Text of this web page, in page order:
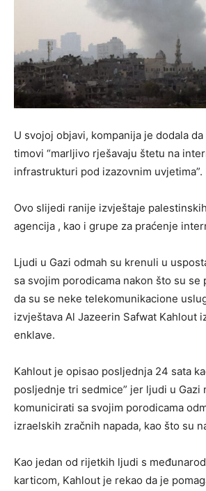
U svojoj objavi, kompanija je dodala
timovi “marljivo rješavaju štetu na
infrastrukturi pod izazovnim uvjetima”.
Ovo slijedi ranije izvještaje
agencija , kao i grupe za praćenje
Ljudi u Gazi odmah su krenuli u
sa svojim porodicama nakon što su se
da su se neke telekomunikacione
izvještava Al Jazeerin Safwat Kahlout
enklave.
Kahlout je opisao posljednja 24 sata
posljednje tri sedmice” jer ljudi u Gazi
komunicirati sa svojim porodicama
izraelskih zračnih napada, kao što su
Kao jedan od rijetkih ljudi s
karticom, Kahlout je rekao da je